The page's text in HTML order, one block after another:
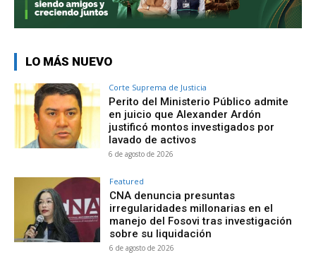
LO MÁS NUEVO
Corte Suprema de Justicia
Perito del Ministerio Público admite
en juicio que Alexander Ardón
justificó montos investigados por
lavado de activos
6 de agosto de 2026
Featured
CNA denuncia presuntas
irregularidades millonarias en el
manejo del Fosovi tras investigación
sobre su liquidación
6 de agosto de 2026